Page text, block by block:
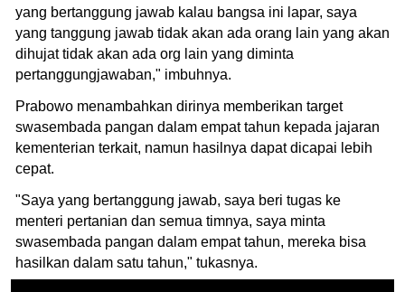
yang bertanggung jawab kalau bangsa ini lapar, saya
yang tanggung jawab tidak akan ada orang lain yang akan
dihujat tidak akan ada org lain yang diminta
pertanggungjawaban," imbuhnya.
Prabowo menambahkan dirinya memberikan target
swasembada pangan dalam empat tahun kepada jajaran
kementerian terkait, namun hasilnya dapat dicapai lebih
cepat.
"Saya yang bertanggung jawab, saya beri tugas ke
menteri pertanian dan semua timnya, saya minta
swasembada pangan dalam empat tahun, mereka bisa
hasilkan dalam satu tahun," tukasnya.